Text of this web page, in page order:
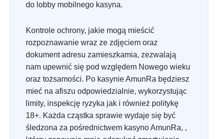
do lobby mobilnego kasyna.
Kontrole ochrony, jakie mogą mieścić
rozpoznawanie wraz ze zdjęciem oraz
dokument adresu zamieszkamia, zezwalają
nam upewnić się pod względem Nowego wieku
oraz tożsamości. Po kasynie AmunRa będziesz
mieć na afiszu odpowiedzialnie, wykorzystując
limity, inspekcję ryzyka jak i również politykę
18+. Każda cząstka sprawie wydaje się być
śledzona za pośrednictwem kasyno AmunRa, ,